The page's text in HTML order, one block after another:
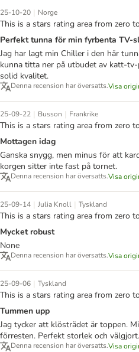
25-10-20 | Norge
This is a stars rating area from zero
Perfekt tunna för min fyrbenta TV-
Jag har lagt min Chiller i den här
kunna titta ner på utbudet av katt-
solid kvalitet.
Denna recension har översatts.Visa
25-09-22 | Busson | Frankrike
This is a stars rating area from zero
Mottagen idag
Ganska snygg, men minus för att
korgen sitter inte fast på tornet.
Denna recension har översatts.Visa
25-09-14 | Julia Knoll | Tyskland
This is a stars rating area from zero
Mycket robust
None
Denna recension har översatts.Visa
25-09-06 | Tyskland
This is a stars rating area from zero
Tummen upp
Jag tycker att klösträdet är toppen.
förresten. Perfekt storlek och
Denna recension har översatts.Visa